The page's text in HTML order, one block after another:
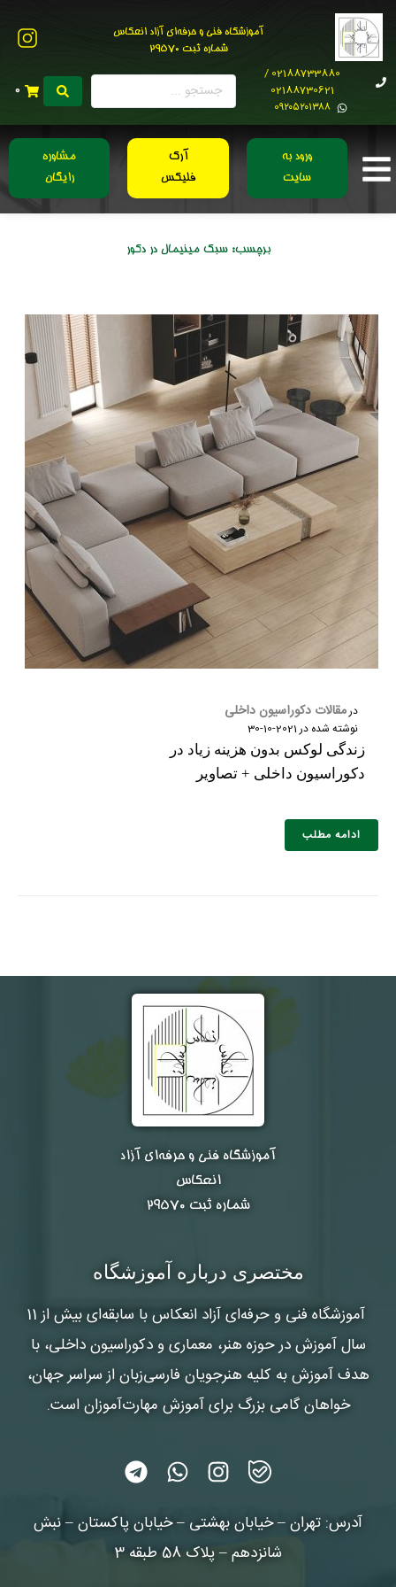
آموزشگاه فنی و حرفه‌ای آزاد انعکاس
شماره ثبت 29570
02188733880 /
02188730621
0۹۲۰۵۲۰۱۳۸۸
0
ورود به
سایت
آرک
فلیکس
مشاوره
رایگان
برچسب:سبک مینیمال در دکور
درمقالات دکوراسیون داخلی
نوشته شده در2021-10-30
زندگی لوکس بدون هزینه زیاد در
دکوراسیون داخلی + تصاویر
ادامه مطلب
آموزشگاه فنی و حرفه‌ای آزاد
انعکاس
شماره ثبت ۲۹۵۷۰
مختصری درباره آموزشگاه
آموزشگاه فنی و حرفه‌ای آزاد انعکاس
با سابقه‌ای بیش از 11
سال آموزش در حوزه هنر، معماری و دکوراسیون داخلی، با
هدف آموزش به کلیه هنرجویان فارسی‌زبان از سراسر جهان،
خواهان گامی بزرگ برای آموزش مهارت‌آموزان است.
آدرس: تهران – خیابان بهشتی – خیابان پاکستان – نبش
شانزدهم – پلاک 58 طبقه 3